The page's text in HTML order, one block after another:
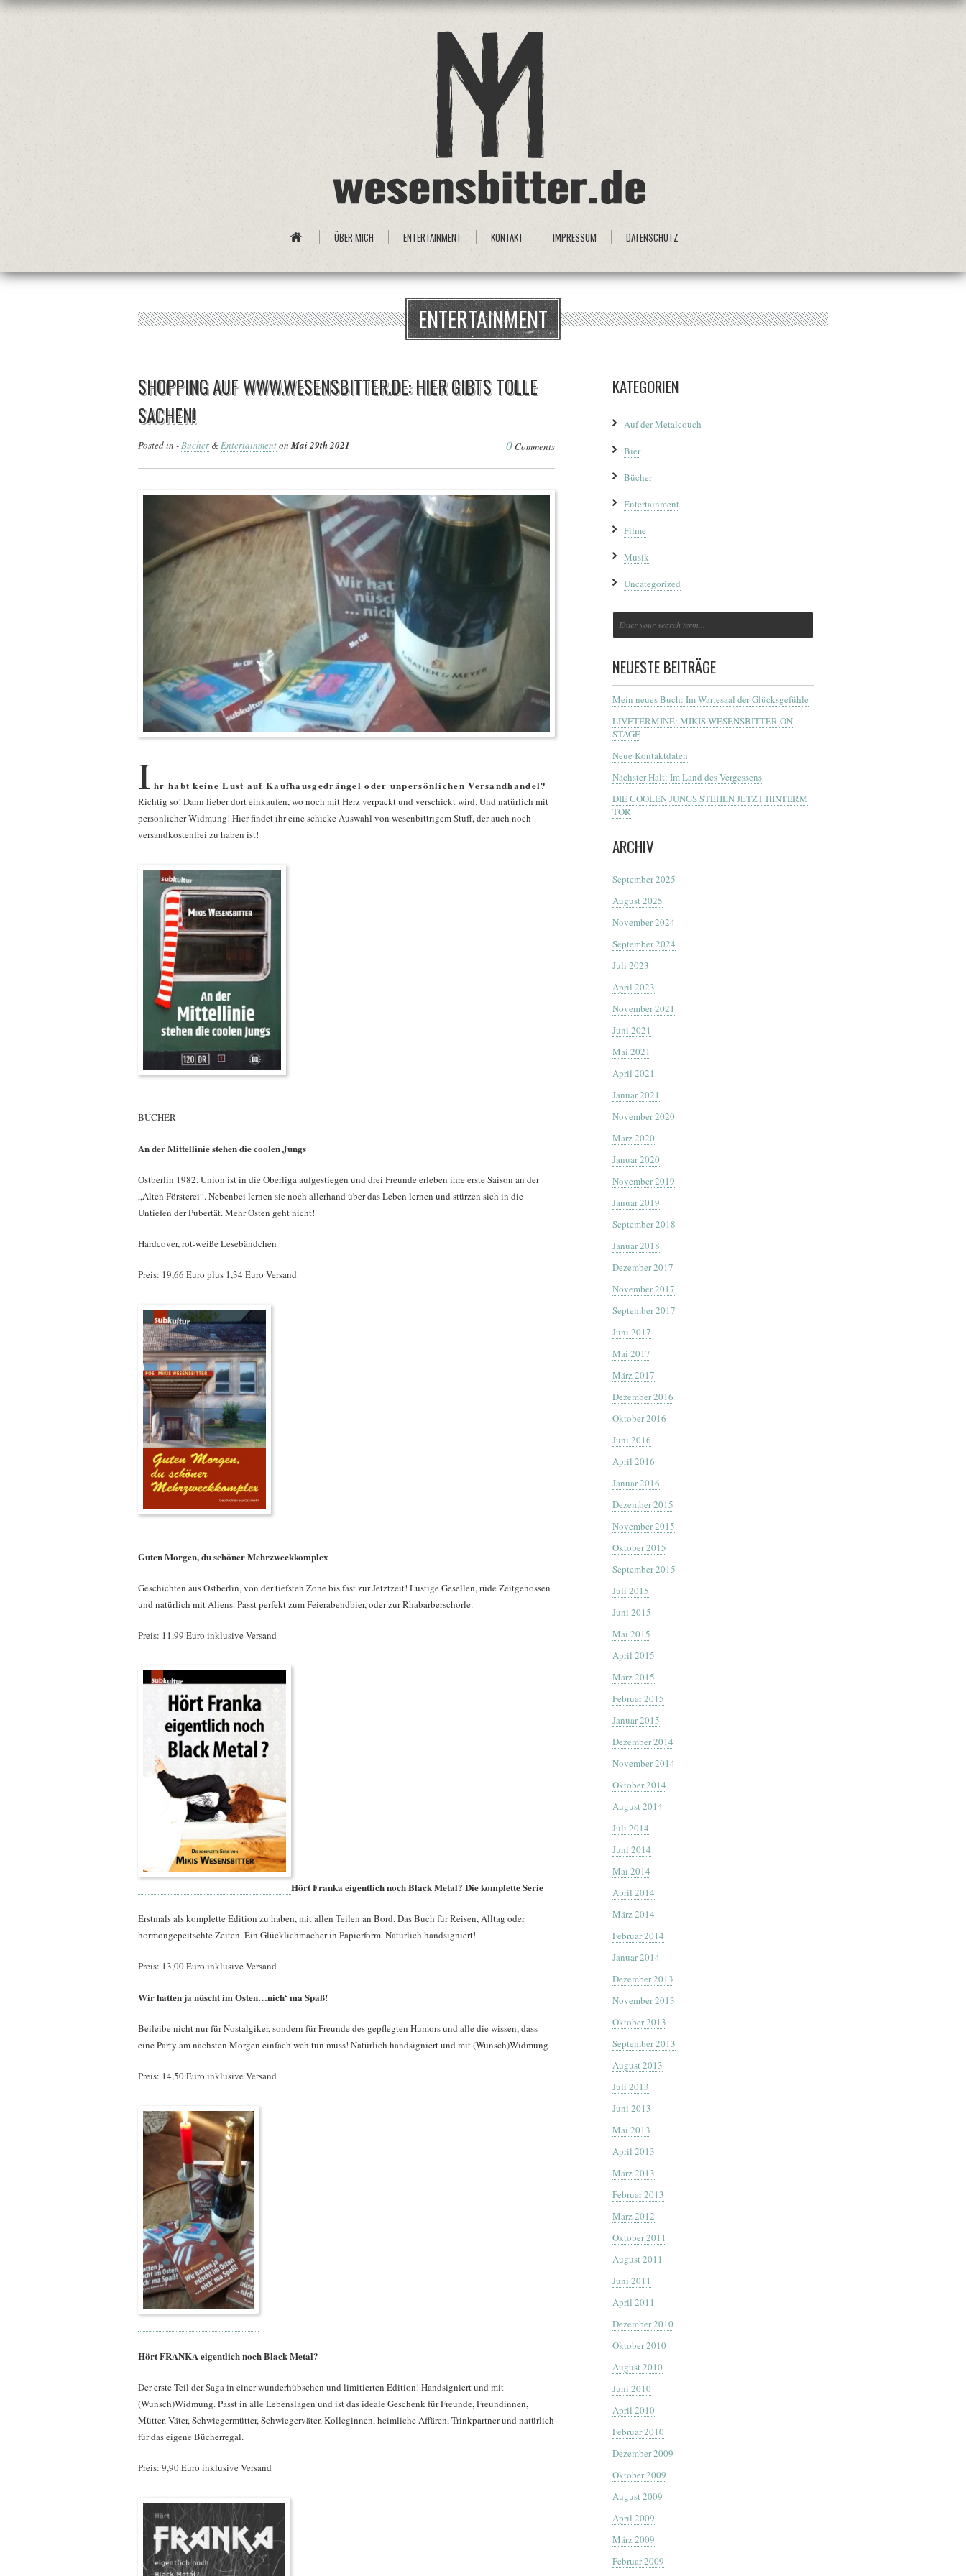
ÜBER MICH ENTERTAINMENT KONTAKT IMPRESSUM DATENSCHUTZ
ENTERTAINMENT
SHOPPING AUF WWW.WESENSBITTER.DE: HIER GIBTS TOLLE
SACHEN!
Posted in -Bücher& EntertainmentonMai 29th 2021 0 Comments
I hr habt keine Lust auf Kaufhausgedrängel oder unpersönlichen Versandhandel?
Richtig so! Dann lieber dort einkaufen, wo noch mit Herz verpackt und verschickt wird. Und natürlich mit
persönlicher Widmung! Hier findet ihr eine schicke Auswahl von wesenbittrigem Stuff, der auch noch
versandkostenfrei zu haben ist!
BÜCHER
An der Mittellinie stehen die coolen Jungs
Ostberlin 1982. Union ist in die Oberliga aufgestiegen und drei Freunde erleben ihre erste Saison an der
„Alten Försterei“. Nebenbei lernen sie noch allerhand über das Leben lernen und stürzen sich in die
Untiefen der Pubertät. Mehr Osten geht nicht!
Hardcover, rot-weiße Lesebändchen
Preis: 19,66 Euro plus 1,34 Euro Versand
Guten Morgen, du schöner Mehrzweckkomplex
Geschichten aus Ostberlin, von der tiefsten Zone bis fast zur Jetztzeit! Lustige Gesellen, rüde Zeitgenossen
und natürlich mit Aliens. Passt perfekt zum Feierabendbier, oder zur Rhabarberschorle.
Preis: 11,99 Euro inklusive Versand
Hört Franka eigentlich noch Black Metal? Die komplette Serie
Erstmals als komplette Edition zu haben, mit allen Teilen an Bord. Das Buch für Reisen, Alltag oder
hormongepeitschte Zeiten. Ein Glücklichmacher in Papierform. Natürlich handsigniert!
Preis: 13,00 Euro inklusive Versand
Wir hatten ja nüscht im Osten…nich‘ ma Spaß!
Beileibe nicht nur für Nostalgiker, sondern für Freunde des gepflegten Humors und alle die wissen, dass
eine Party am nächsten Morgen einfach weh tun muss! Natürlich handsigniert und mit (Wunsch)Widmung
Preis: 14,50 Euro inklusive Versand
Hört FRANKA eigentlich noch Black Metal?
Der erste Teil der Saga in einer wunderhübschen und limitierten Edition! Handsigniert und mit
(Wunsch)Widmung. Passt in alle Lebenslagen und ist das ideale Geschenk für Freunde, Freundinnen,
Mütter, Väter, Schwiegermütter, Schwiegerväter, Kolleginnen, heimliche Affären, Trinkpartner und natürlich
für das eigene Bücherregal.
Preis: 9,90 Euro inklusive Versand
KATEGORIEN
Auf der Metalcouch
Bier
Bücher
Entertainment
Filme
Musik
Uncategorized
NEUESTE BEITRÄGE
Mein neues Buch: Im Wartesaal der Glücksgefühle
LIVETERMINE: MIKIS WESENSBITTER ON
STAGE
Neue Kontaktdaten
Nächster Halt: Im Land des Vergessens
DIE COOLEN JUNGS STEHEN JETZT HINTERM
TOR
ARCHIV
September 2025
August 2025
November 2024
September 2024
Juli 2023
April 2023
November 2021
Juni 2021
Mai 2021
April 2021
Januar 2021
November 2020
März 2020
Januar 2020
November 2019
Januar 2019
September 2018
Januar 2018
Dezember 2017
November 2017
September 2017
Juni 2017
Mai 2017
März 2017
Dezember 2016
Oktober 2016
Juni 2016
April 2016
Januar 2016
Dezember 2015
November 2015
Oktober 2015
September 2015
Juli 2015
Juni 2015
Mai 2015
April 2015
März 2015
Februar 2015
Januar 2015
Dezember 2014
November 2014
Oktober 2014
August 2014
Juli 2014
Juni 2014
Mai 2014
April 2014
März 2014
Februar 2014
Januar 2014
Dezember 2013
November 2013
Oktober 2013
September 2013
August 2013
Juli 2013
Juni 2013
Mai 2013
April 2013
März 2013
Februar 2013
März 2012
Oktober 2011
August 2011
Juni 2011
April 2011
Dezember 2010
Oktober 2010
August 2010
Juni 2010
April 2010
Februar 2010
Dezember 2009
Oktober 2009
August 2009
April 2009
März 2009
Februar 2009